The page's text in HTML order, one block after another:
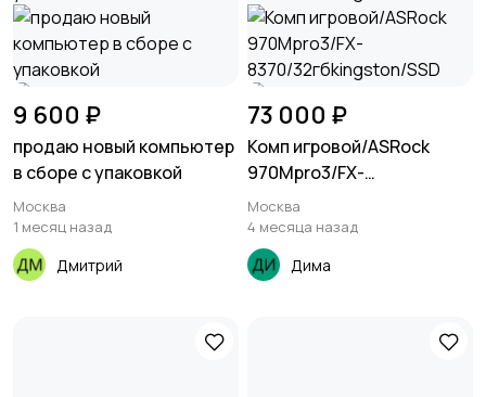
9 600 ₽
продаю новый компьютер
в сборе с упаковкой
Москва
1 месяц назад
Дмитрий
73 000 ₽
Комп игровой/ASRock
970Mpro3/FX-
8370/32гбkingston/SSD
Москва
4 месяца назад
Дима